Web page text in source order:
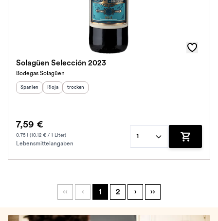
Solagüen Selección 2023
Bodegas Solagüen
Herkunftsland:
Spanien Herkunftsregion:
Rioja Geschmack
trocken
7,59 €
0.75 l (10.12 € / 1 Liter)
Lebensmittelangaben
1
Zum
‹‹ ‹ 1 2 › ››